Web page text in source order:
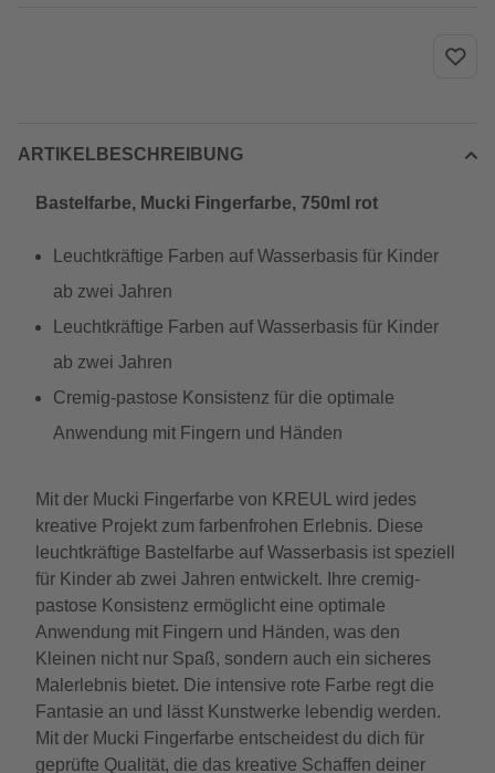
ARTIKELBESCHREIBUNG
Bastelfarbe, Mucki Fingerfarbe, 750ml rot
Leuchtkräftige Farben auf Wasserbasis für Kinder
ab zwei Jahren
Leuchtkräftige Farben auf Wasserbasis für Kinder
ab zwei Jahren
Cremig-pastose Konsistenz für die optimale
Anwendung mit Fingern und Händen
Mit der Mucki Fingerfarbe von KREUL wird jedes
kreative Projekt zum farbenfrohen Erlebnis. Diese
leuchtkräftige Bastelfarbe auf Wasserbasis ist speziell
für Kinder ab zwei Jahren entwickelt. Ihre cremig-
pastose Konsistenz ermöglicht eine optimale
Anwendung mit Fingern und Händen, was den
Kleinen nicht nur Spaß, sondern auch ein sicheres
Malerlebnis bietet. Die intensive rote Farbe regt die
Fantasie an und lässt Kunstwerke lebendig werden.
Mit der Mucki Fingerfarbe entscheidest du dich für
geprüfte Qualität, die das kreative Schaffen deiner